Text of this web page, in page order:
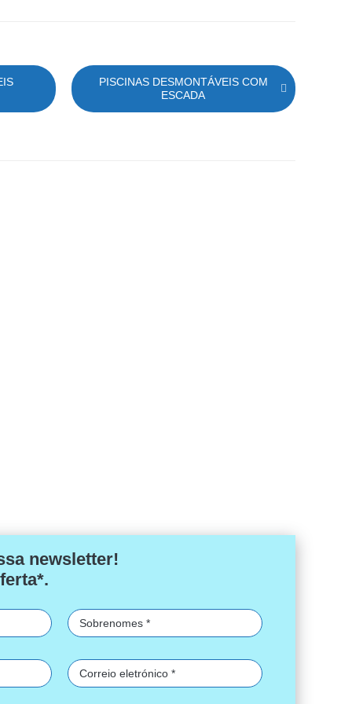
PISCINAS DESMONTÁVEIS COM
ESCADA
newsletter!